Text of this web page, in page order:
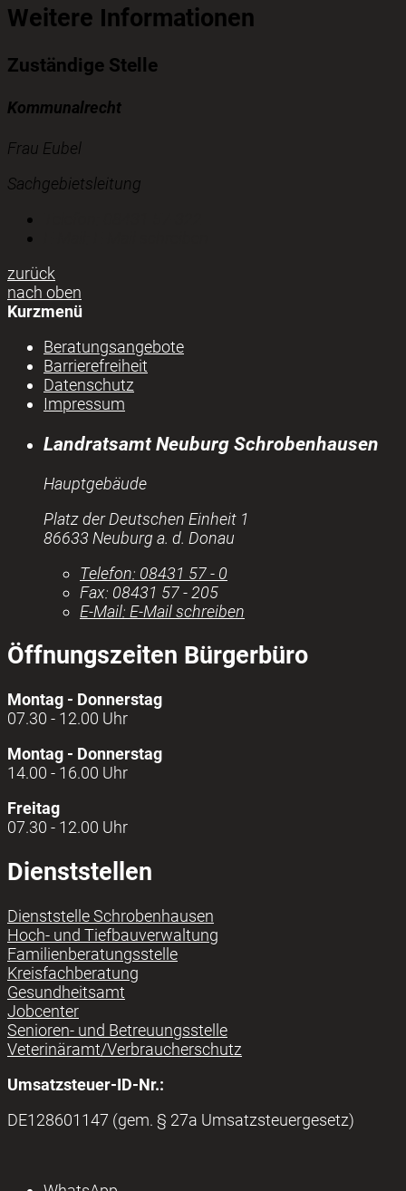
Weitere Informationen
Zuständige Stelle
Kommunalrecht
Frau Eubel
Sachgebietsleitung
zurück
nach oben
Kurzmenü
Beratungsangebote
Barrierefreiheit
Datenschutz
Impressum
Landratsamt Neuburg Schrobenhausen
Hauptgebäude
Platz der Deutschen Einheit 1
86633 Neuburg a. d. Donau
Telefon: 08431 57 - 0
Fax: 08431 57 - 205
E-Mail: E-Mail schreiben
Öffnungszeiten Bürgerbüro
Montag - Donnerstag
07.30 - 12.00 Uhr
Montag - Donnerstag
14.00 - 16.00 Uhr
Freitag
07.30 - 12.00 Uhr
Dienststellen
Dienststelle Schrobenhausen
Hoch- und Tiefbauverwaltung
Familienberatungsstelle
Kreisfachberatung
Gesundheitsamt
Jobcenter
Senioren- und Betreuungsstelle
Veterinäramt/Verbraucherschutz
Umsatzsteuer-ID-Nr.:
DE128601147 (gem. § 27a Umsatzsteuergesetz)